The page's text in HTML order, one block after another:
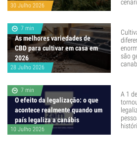
30 Julho 2026
7 min
As melhores variedades de
CBD para cultivar em casa em
2026
28 Julho 2026
são
7 min
O efeito da legalização: o que
acontece realmente quando um
país legaliza a canábis
10 Julho 2026
A 1